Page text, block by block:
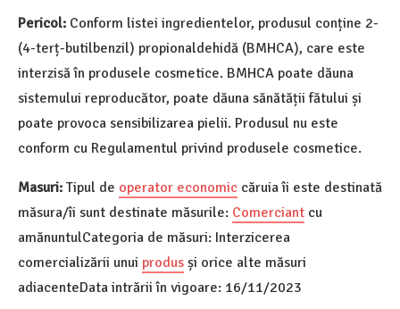
Pericol: Conform listei ingredientelor, produsul conține 2-
(4-terț-butilbenzil) propionaldehidă (BMHCA), care este
interzisă în produsele cosmetice. BMHCA poate dăuna
sistemului reproducător, poate dăuna sănătății fătului și
poate provoca sensibilizarea pielii. Produsul nu este
conform cu Regulamentul privind produsele cosmetice.
Masuri: Tipul de operator economic căruia îi este destinată
măsura/îi sunt destinate măsurile: Comerciant cu
amănuntulCategoria de măsuri: Interzicerea
comercializării unui produs și orice alte măsuri
adiacenteData intrării în vigoare: 16/11/2023